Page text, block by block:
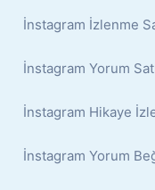
İnstagram İzlenme
İnstagram Yorum
İnstagram Hikaye
İnstagram Yorum